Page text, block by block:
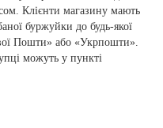
Клієнти магазину мають
буржуйки до будь-якої
Пошти» або «Укрпошти».
можуть у пункті